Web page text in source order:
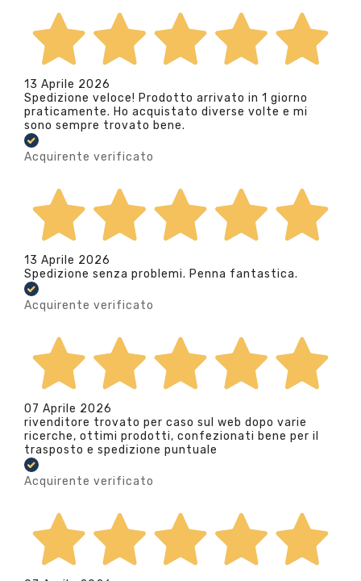
13 Aprile 2026
Spedizione veloce! Prodotto arrivato in 1 giorno
praticamente. Ho acquistato diverse volte e mi
sono sempre trovato bene.
Acquirente verificato
13 Aprile 2026
Spedizione senza problemi. Penna fantastica.
Acquirente verificato
07 Aprile 2026
rivenditore trovato per caso sul web dopo varie
ricerche, ottimi prodotti, confezionati bene per il
trasposto e spedizione puntuale
Acquirente verificato